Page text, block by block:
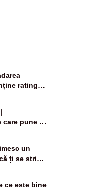
ratingul
care pune în
cunoscută
un
ți se strică
ce este bine